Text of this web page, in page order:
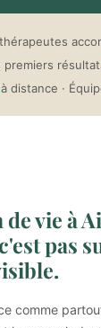
thérapeutes
premiers
à distance ·
de vie à
pas
comme